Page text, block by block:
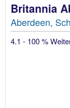
Britannia
Aberdeen,
4.1 - 100 %